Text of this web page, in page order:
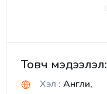
Товч мэдээлэл:
Хэл : Англи,